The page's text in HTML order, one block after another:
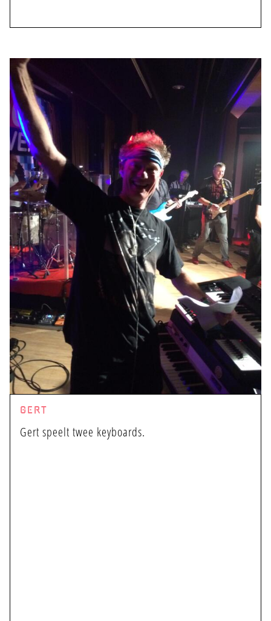
GERT
Gert speelt twee keyboards.